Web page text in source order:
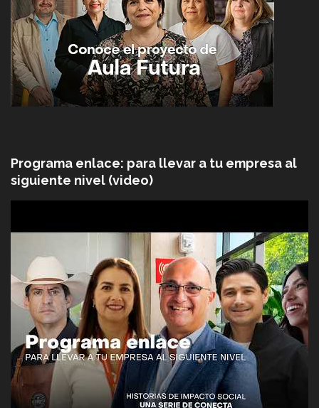
Programa enlace: para llevar a tu empresa al
siguiente nivel (video)